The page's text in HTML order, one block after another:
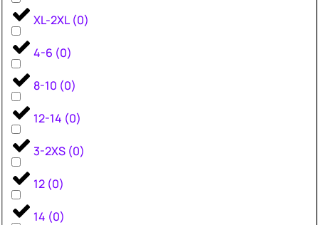
XL-2XL (0)
4-6 (0)
8-10 (0)
12-14 (0)
3-2XS (0)
12 (0)
14 (0)